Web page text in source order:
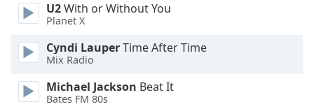
Color
Opacity
U2With or Without You
Planet X
Cyndi LauperTime After Time
Mix Radio
Michael Jackson Beat It
Bates FM 80s